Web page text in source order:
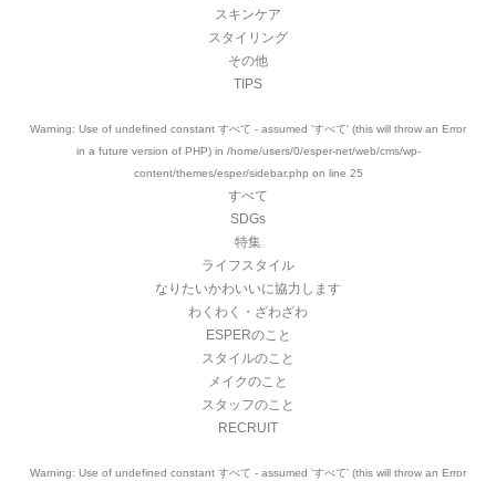
スキンケア
スタイリング
その他
TIPS
Warning: Use of undefined constant すべて - assumed 'すべて' (this will throw an Error
in a future version of PHP) in /home/users/0/esper-net/web/cms/wp-
content/themes/esper/sidebar.php on line 25
すべて
SDGs
特集
ライフスタイル
なりたいかわいいに協力します
わくわく・ざわざわ
ESPERのこと
スタイルのこと
メイクのこと
スタッフのこと
RECRUIT
Warning: Use of undefined constant すべて - assumed 'すべて' (this will throw an Error